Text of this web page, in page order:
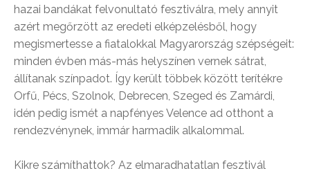
hazai bandákat felvonultató fesztiválra, mely annyit
azért megőrzött az eredeti elképzelésből, hogy
megismertesse a fiatalokkal Magyarország szépségeit:
minden évben más-más helyszínen vernek sátrat,
állítanak színpadot. Így került többek között terítékre
Orfű, Pécs, Szolnok, Debrecen, Szeged és Zamárdi,
idén pedig ismét a napfényes Velence ad otthont a
rendezvénynek, immár harmadik alkalommal.
Kikre számíthattok? Az elmaradhatatlan fesztivál